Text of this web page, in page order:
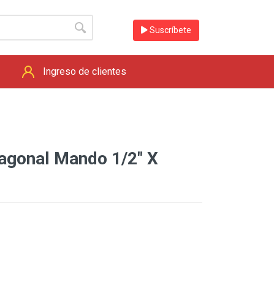
Suscríbete
Ingreso de clientes
Mando 1/2" X